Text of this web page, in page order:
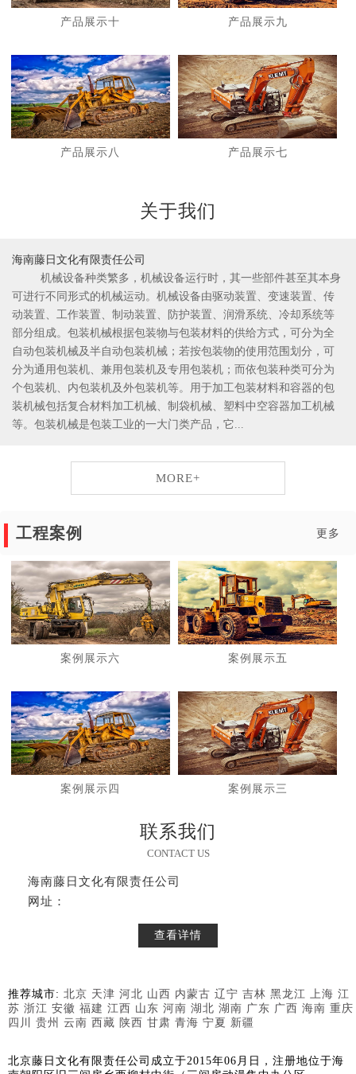
2
产品展示十 产品展示九
产品展示八 产品展示七
关于我们
海南藤日文化有限责任公司
机械设备种类繁多，机械设备运行时，其一些部件甚至其本身
可进行不同形式的机械运动。机械设备由驱动装置、变速装置、传
动装置、工作装置、制动装置、防护装置、润滑系统、冷却系统等
部分组成。包装机械根据包装物与包装材料的供给方式，可分为全
自动包装机械及半自动包装机械；若按包装物的使用范围划分，可
分为通用包装机、兼用包装机及专用包装机；而依包装种类可分为
个包装机、内包装机及外包装机等。用于加工包装材料和容器的包
装机械包括复合材料加工机械、制袋机械、塑料中空容器加工机械
等。包装机械是包装工业的一大门类产品，它...
MORE+
工程案例 更多
案例展示六 案例展示五
案例展示四 案例展示三
联系我们
CONTACT US
海南藤日文化有限责任公司
网址：
查看详情
推荐城市: 北京 天津 河北 山西 内蒙古 辽宁 吉林 黑龙江 上海 江
苏 浙江 安徽 福建 江西 山东 河南 湖北 湖南 广东 广西 海南 重庆
四川
贵州 云南 西藏 陕西 甘肃 青海 宁夏 新疆
北京藤日文化有限责任公司成立于2015年06月日，注册地位于海